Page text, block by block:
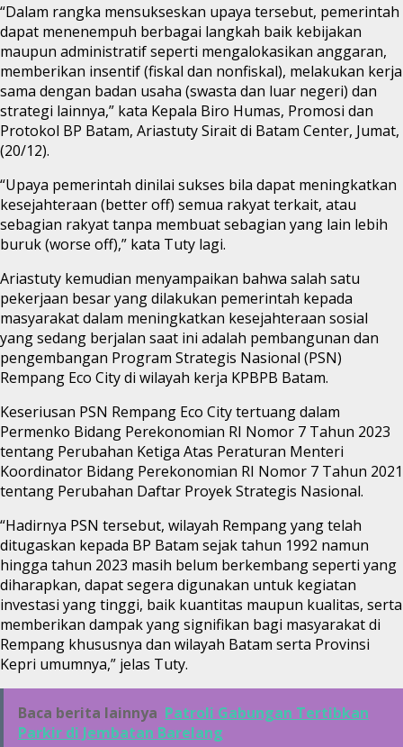
“Dalam rangka mensukseskan upaya tersebut, pemerintah
dapat menenempuh berbagai langkah baik kebijakan
maupun administratif seperti mengalokasikan anggaran,
memberikan insentif (fiskal dan nonfiskal), melakukan kerja
sama dengan badan usaha (swasta dan luar negeri) dan
strategi lainnya,” kata Kepala Biro Humas, Promosi dan
Protokol BP Batam, Ariastuty Sirait di Batam Center, Jumat,
(20/12).
“Upaya pemerintah dinilai sukses bila dapat meningkatkan
kesejahteraan (better off) semua rakyat terkait, atau
sebagian rakyat tanpa membuat sebagian yang lain lebih
buruk (worse off),” kata Tuty lagi.
Ariastuty kemudian menyampaikan bahwa salah satu
pekerjaan besar yang dilakukan pemerintah kepada
masyarakat dalam meningkatkan kesejahteraan sosial
yang sedang berjalan saat ini adalah pembangunan dan
pengembangan Program Strategis Nasional (PSN)
Rempang Eco City di wilayah kerja KPBPB Batam.
Keseriusan PSN Rempang Eco City tertuang dalam
Permenko Bidang Perekonomian RI Nomor 7 Tahun 2023
tentang Perubahan Ketiga Atas Peraturan Menteri
Koordinator Bidang Perekonomian RI Nomor 7 Tahun 2021
tentang Perubahan Daftar Proyek Strategis Nasional.
“Hadirnya PSN tersebut, wilayah Rempang yang telah
ditugaskan kepada BP Batam sejak tahun 1992 namun
hingga tahun 2023 masih belum berkembang seperti yang
diharapkan, dapat segera digunakan untuk kegiatan
investasi yang tinggi, baik kuantitas maupun kualitas, serta
memberikan dampak yang signifikan bagi masyarakat di
Rempang khususnya dan wilayah Batam serta Provinsi
Kepri umumnya,” jelas Tuty.
Baca berita lainnya Patroli Gabungan Tertibkan
Parkir di Jembatan Barelang